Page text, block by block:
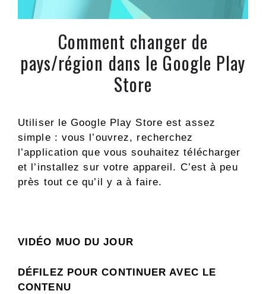
Comment changer de
pays/région dans le Google Play
Store
Utiliser le Google Play Store est assez
simple : vous l’ouvrez, recherchez
l’application que vous souhaitez télécharger
et l’installez sur votre appareil. C’est à peu
près tout ce qu’il y a à faire.
VIDÉO MUO DU JOUR
DÉFILEZ POUR CONTINUER AVEC LE
CONTENU